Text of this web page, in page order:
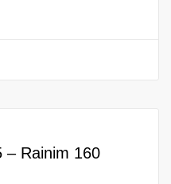
– Rainim 160